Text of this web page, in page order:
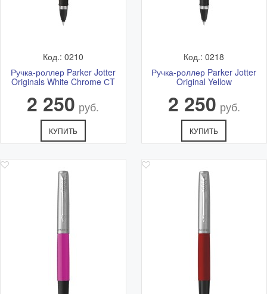
Подробная схема расположения и актуальный график
работы смотрите в разделе
Адреса магазинов
Код.: 0210
Ручка-роллер Parker Jotter
Originals White Chrome СT
2 250 руб.
КУПИТЬ
Код.: 0218
Ручка-роллер Parker Jotter
Original Yellow
2 250 руб.
КУПИТЬ